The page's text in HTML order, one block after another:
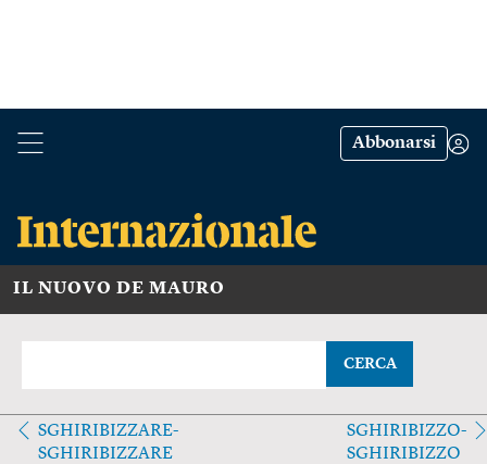
Abbonarsi
IL NUOVO DE MAURO
CERCA
SGHIRIBIZZARE-
SGHIRIBIZZARE
SGHIRIBIZZO-
SGHIRIBIZZO